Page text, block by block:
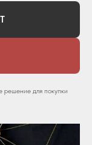
решение для покупки